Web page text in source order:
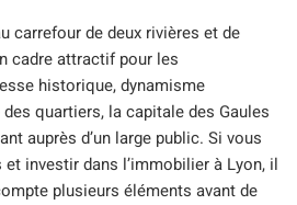
carrefour de deux rivières et de
cadre attractif pour les
historique, dynamisme
quartiers, la capitale des Gaules
auprès d’un large public. Si vous
investir dans l’immobilier à Lyon, il
plusieurs éléments avant de